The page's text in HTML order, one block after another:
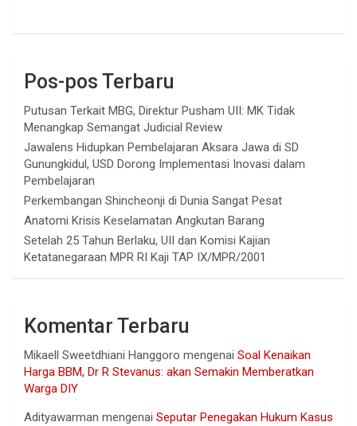
Pos-pos Terbaru
Putusan Terkait MBG, Direktur Pusham UII: MK Tidak
Menangkap Semangat Judicial Review
Jawalens Hidupkan Pembelajaran Aksara Jawa di SD
Gunungkidul, USD Dorong Implementasi Inovasi dalam
Pembelajaran
Perkembangan Shincheonji di Dunia Sangat Pesat
Anatomi Krisis Keselamatan Angkutan Barang
Setelah 25 Tahun Berlaku, UII dan Komisi Kajian
Ketatanegaraan MPR RI Kaji TAP IX/MPR/2001
Komentar Terbaru
Mikaell Sweetdhiani Hanggoro mengenai Soal Kenaikan
Harga BBM, Dr R Stevanus: akan Semakin Memberatkan
Warga DIY
Adityawarman mengenai Seputar Penegakan Hukum Kasus